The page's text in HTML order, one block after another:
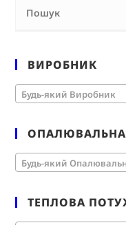
ВИРОБНИК
Будь-який Виробник
Будь-який
ТЕПЛОВА